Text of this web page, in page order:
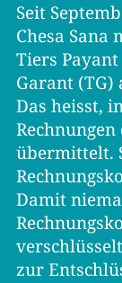
Seit
Chesa Sana
Tiers
Garant (TG)
Das heisst,
übermittelt.
Damit
zur